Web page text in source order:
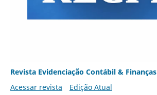
Revista Evidenciação Contábil & Finanças
Acessar revista
Edição Atual